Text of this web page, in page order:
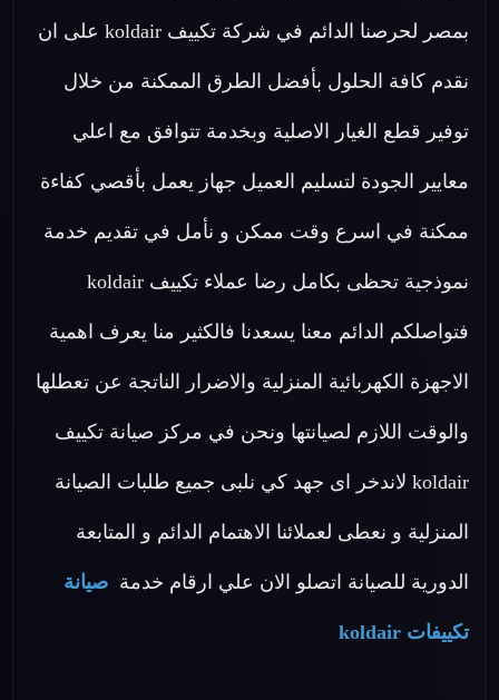
بمصر لحرصنا الدائم في شركة تكييف koldair على ان
نقدم كافة الحلول بأفضل الطرق الممكنة من خلال
توفير قطع الغيار الاصلية وبخدمة تتوافق مع اعلي
معايير الجودة لتسليم العميل جهاز يعمل بأقصي كفاءة
ممكنة في اسرع وقت ممكن و نأمل في تقديم خدمة
نموذجية تحظى بكامل رضا عملاء تكييف koldair
فتواصلكم الدائم معنا يسعدنا فالكثير منا يعرف اهمية
الاجهزة الكهربائية المنزلية والاضرار الناتجة عن تعطلها
والوقت اللازم لصيانتها ونحن في مركز صيانة تكييف
koldair لاندخر اى جهد كي نلبى جميع طلبات الصيانة
المنزلية و نعطى لعملائنا الاهتمام الدائم و المتابعة
الدورية للصيانة اتصلو الان علي ارقام خدمة صيانة
تكييفات koldair